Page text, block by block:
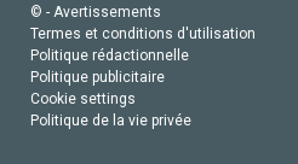
© - Avertissements
Termes et conditions d'utilisation
Politique rédactionnelle
Politique publicitaire
Cookie settings
Politique de la vie privée